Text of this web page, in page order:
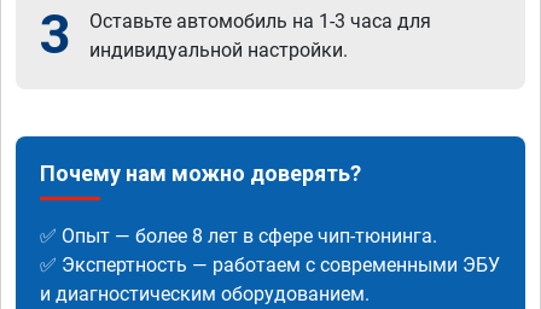
3
Оставьте автомобиль на 1-3 часа для
индивидуальной настройки.
Почему нам можно доверять?
✅ Опыт — более 8 лет в сфере чип-тюнинга.
✅ Экспертность — работаем с современными ЭБУ
и диагностическим оборудованием.